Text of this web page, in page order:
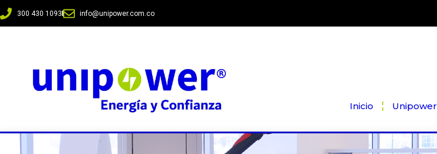
300 430 1093 info@unipower.com.co
Inicio Unipower